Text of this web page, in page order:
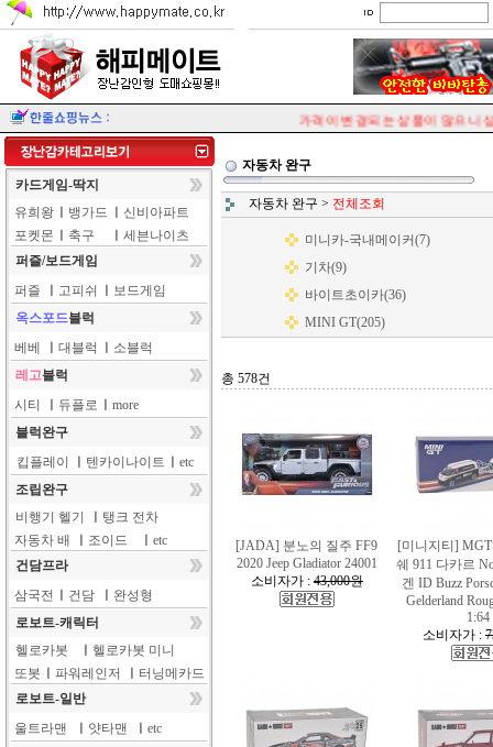
가격이 변경되는 상품이 많으니 상
카드게임-딱지
유희왕
뱅가드
신비아파트
포켓몬
축구
세븐나이츠
퍼즐/보드게임
퍼즐
고피쉬
보드게임
옥스포드블럭
베베
대블럭
소블럭
레고블럭
시티
듀플로
more
블럭완구
킵플레이
텐카이나이트
etc
조립완구
비행기 헬기
탱크 전차
자동차 배
조이드
etc
건담프라
삼국전
건담
완성형
로보트-캐릭터
헬로카봇
헬로카봇 미니
또봇
파워레인저
터닝메카드
로보트-일반
울트라맨
얏타맨
etc
자동차 완구
자동차 완구 > 전체조회
미니카-국내메이커(7)
기차(9)
바이트초이카(36)
MINI GT(205)
총 578건
[JADA] 분노의 질주 FF9
2020 Jeep Gladiator 24001
소비자가 : 43,000원
[미니지티]
쉐 911 다카르
겐 ID Buzz
Gelderland
1:64
소비자가 :